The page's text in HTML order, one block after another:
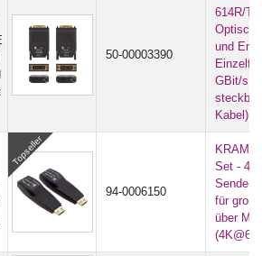
50-00003390
614R/
und
GBit/s |
Kabel)
94-0006150
Set - 4K
Sender
für
über